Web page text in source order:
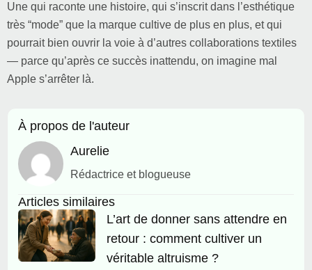
Une qui raconte une histoire, qui s’inscrit dans l’esthétique
très “mode” que la marque cultive de plus en plus, et qui
pourrait bien ouvrir la voie à d’autres collaborations textiles
— parce qu’après ce succès inattendu, on imagine mal
Apple s’arrêter là.
À propos de l'auteur
Aurelie
Rédactrice et blogueuse
Articles similaires
L’art de donner sans attendre en
retour : comment cultiver un
véritable altruisme ?